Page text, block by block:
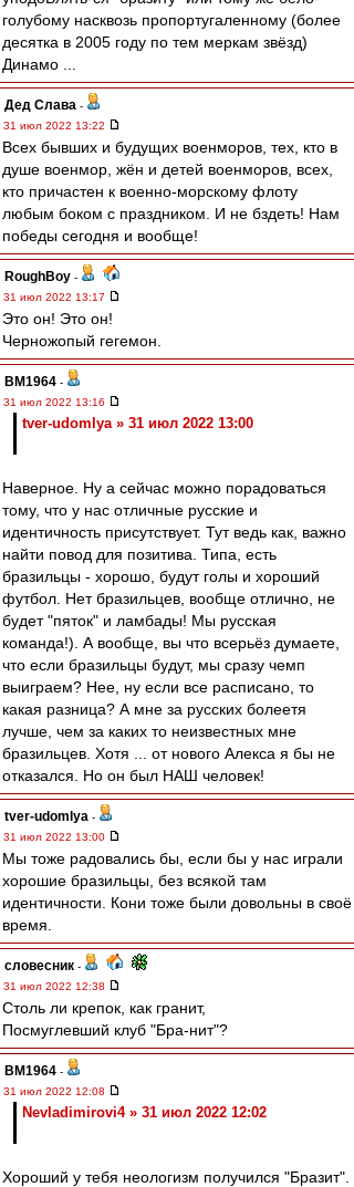
голубому насквозь пропортугаленному (более
десятка в 2005 году по тем меркам звёзд)
Динамо ...
Дед Слава -
31 июл 2022 13:22
Всех бывших и будущих военморов, тех, кто в
душе военмор, жён и детей военморов, всех,
кто причастен к военно-морскому флоту
любым боком с праздником. И не бздеть! Нам
победы сегодня и вообще!
RoughBoy -
31 июл 2022 13:17
Это он! Это он!
Черножопый гегемон.
BM1964 -
31 июл 2022 13:16
tver-udomlya » 31 июл 2022 13:00
Наверное. Ну а сейчас можно порадоваться
тому, что у нас отличные русские и
идентичность присутствует. Тут ведь как, важно
найти повод для позитива. Типа, есть
бразильцы - хорошо, будут голы и хороший
футбол. Нет бразильцев, вообще отлично, не
будет "пяток" и ламбады! Мы русская
команда!). А вообще, вы что всерьёз думаете,
что если бразильцы будут, мы сразу чемп
выиграем? Нее, ну если все расписано, то
какая разница? А мне за русских болеетя
лучше, чем за каких то неизвестных мне
бразильцев. Хотя ... от нового Алекса я бы не
отказался. Но он был НАШ человек!
tver-udomlya -
31 июл 2022 13:00
Мы тоже радовались бы, если бы у нас играли
хорошие бразильцы, без всякой там
идентичности. Кони тоже были довольны в своё
время.
словесник -
31 июл 2022 12:38
Столь ли крепок, как гранит,
Посмуглевший клуб "Бра-нит"?
BM1964 -
31 июл 2022 12:08
Nevladimirovi4 » 31 июл 2022 12:02
Хороший у тебя неологизм получился "Бразит".